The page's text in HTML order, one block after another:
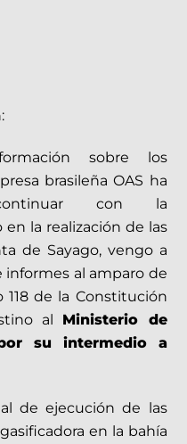
sobre los
brasileña OAS ha
con la
la realización de las
de Sayago, vengo a
informes al amparo de
de la Constitución
al Ministerio de
su intermedio a
de ejecución de las
en la bahía